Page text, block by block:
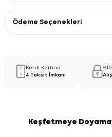
Ödeme Seçenekleri
Kredi Kartına
4 Taksit İmkanı
Keşfetmeye